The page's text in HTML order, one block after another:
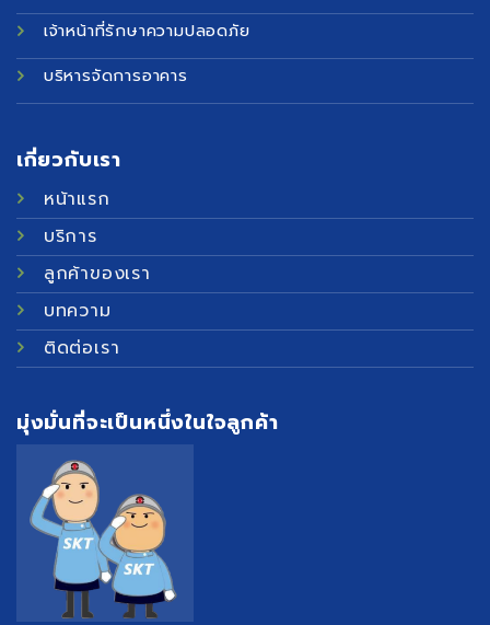
เจ้าหน้าที่รักษาความปลอดภัย
บริหารจัดการอาคาร
เกี่ยวกับเรา
หน้าแรก
บริการ
ลูกค้าของเรา
บทความ
ติดต่อเรา
มุ่งมั่นที่จะเป็นหนึ่งในใจลูกค้า